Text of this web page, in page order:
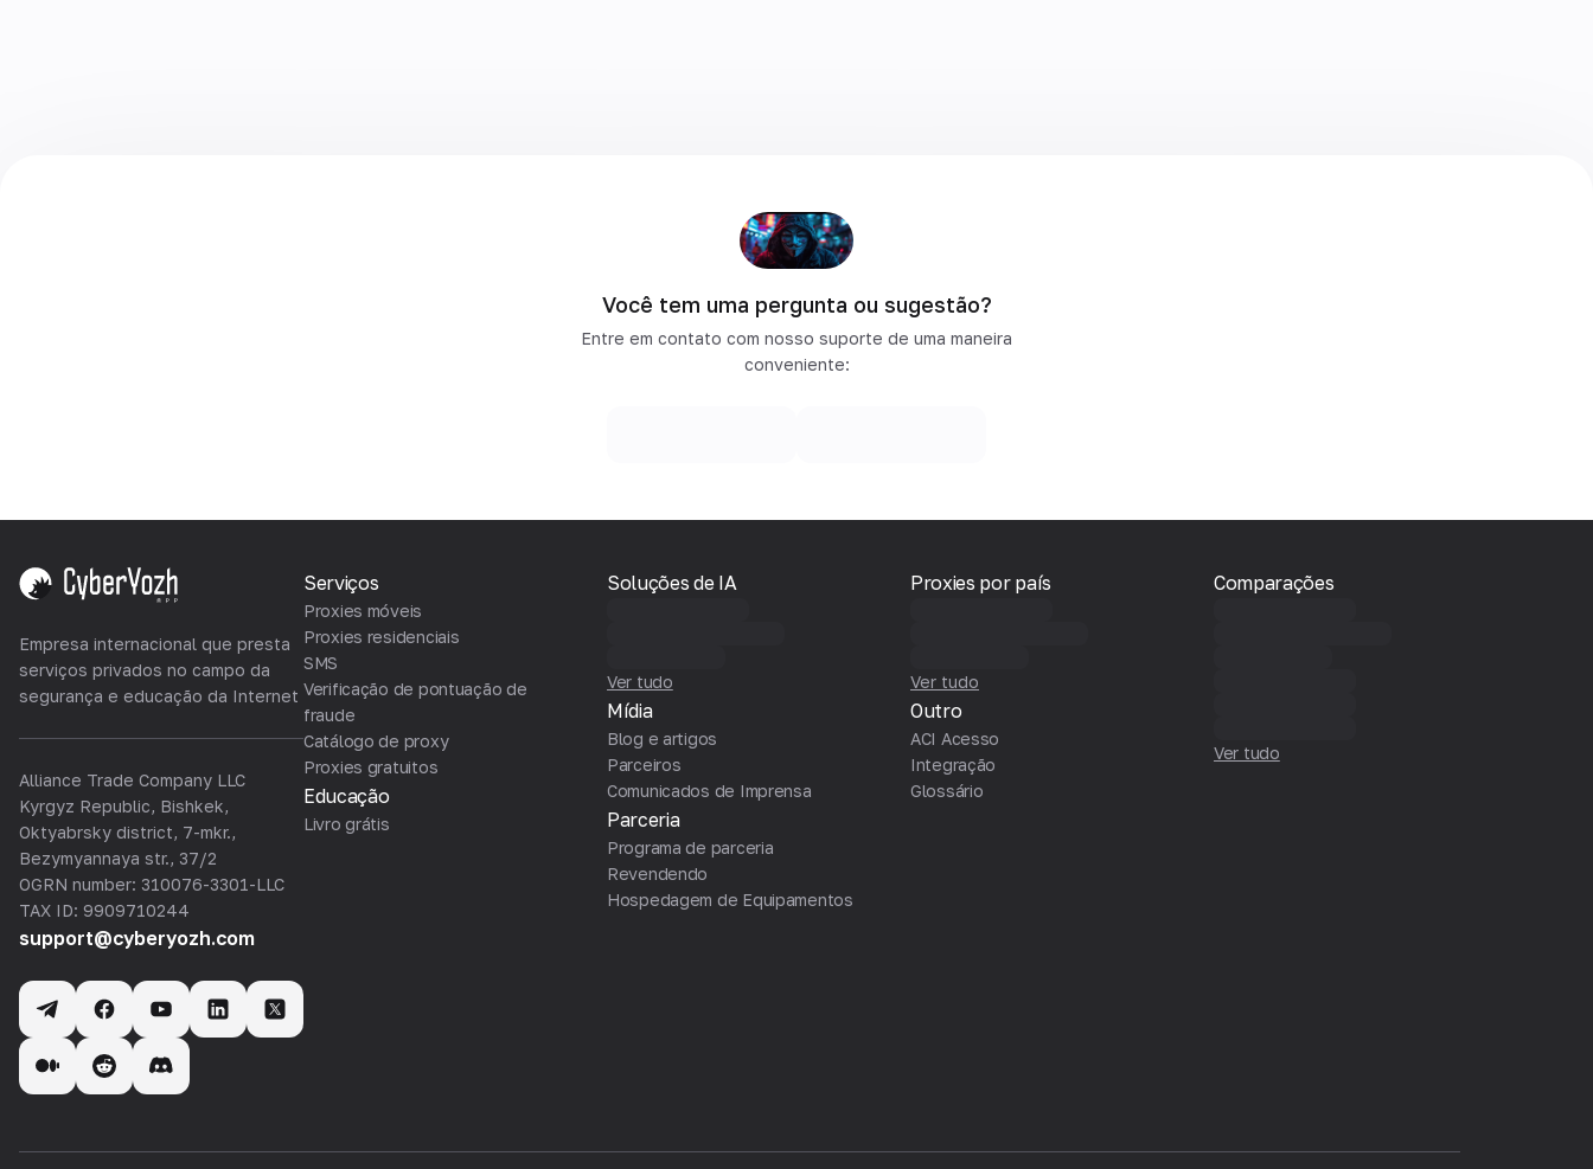
Você tem uma pergunta ou sugestão?
Entre em contato com nosso suporte de uma maneira
conveniente:
Empresa internacional que presta
serviços privados no campo da
segurança e educação da Internet
Alliance Trade Company LLC
Kyrgyz Republic, Bishkek,
Oktyabrsky district, 7-mkr.,
Bezymyannaya str., 37/2
OGRN number: 310076-3301-LLC
TAX ID: 9909710244
support@cyberyozh.com
Serviços
Proxies móveis
Proxies residenciais
SMS
Verificação de pontuação de
fraude
Catálogo de proxy
Proxies gratuitos
Educação
Livro grátis
Soluções de IA
Ver tudo
Mídia
Blog e artigos
Parceiros
Comunicados de Imprensa
Parceria
Programa de parceria
Revendendo
Hospedagem de Equipamentos
Proxies por país
Ver tudo
Outro
ACI Acesso
Integração
Glossário
Comparações
Ver tudo